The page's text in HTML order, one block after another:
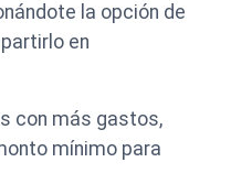
la opción de
en
con más gastos,
mínimo para